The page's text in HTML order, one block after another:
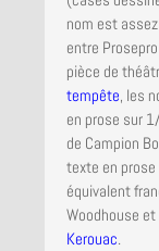
nom est
entre
pièce de
tempête, les
en prose sur
de Campion
texte en
équivalent
Woodhouse et
Kerouac.